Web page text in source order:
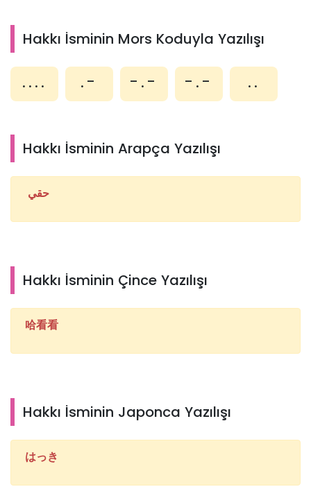
Hakkı İsminin Mors Koduyla Yazılışı
.... .- -.- -.- ..
Hakkı İsminin Arapça Yazılışı
حقي
Hakkı İsminin Çince Yazılışı
哈看看
Hakkı İsminin Japonca Yazılışı
はっき